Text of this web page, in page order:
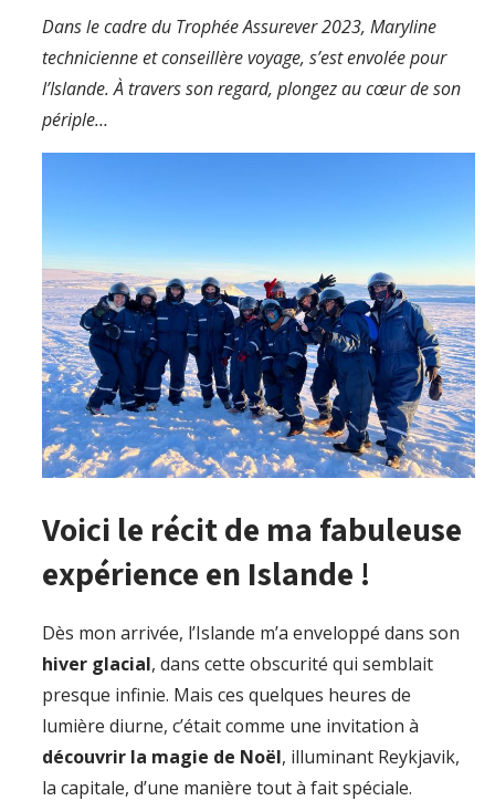
Dans le cadre du Trophée Assurever 2023, Maryline
technicienne et conseillère voyage, s’est envolée pour
l’Islande. À travers son regard, plongez au cœur de son
périple…
Voici le récit de ma fabuleuse
expérience en Islande !
Dès mon arrivée, l’Islande m’a enveloppé dans son
hiver glacial, dans cette obscurité qui semblait
presque infinie. Mais ces quelques heures de
lumière diurne, c’était comme une invitation à
découvrir la magie de Noël, illuminant Reykjavik,
la capitale, d’une manière tout à fait spéciale.